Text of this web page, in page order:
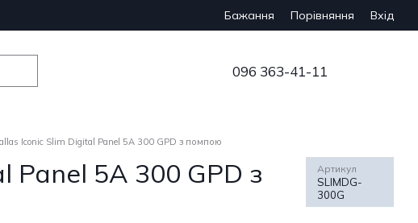
Бажання Порівняння Вхід
096 363-41-11
Iconic Slim Digital Panel 5A 300 GPD з помпою
Panel 5A 300 GPD з
Артикул
SLIMDG-
300G